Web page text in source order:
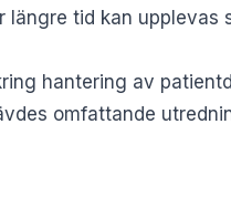
tid kan upplevas
hantering av
omfattande